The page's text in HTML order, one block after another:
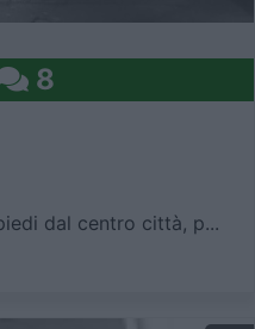
8
dal centro città, p...